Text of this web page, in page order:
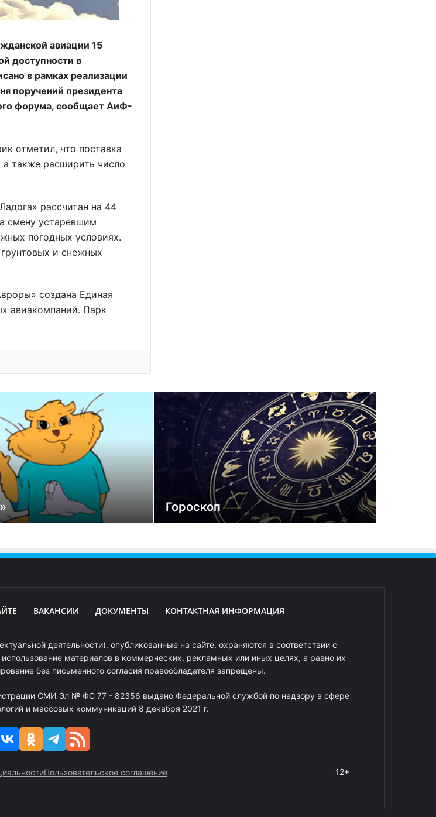
авиации 15
доступности в
в рамках реализации
поручений президента
форума, сообщает АиФ-
отметил, что поставка
а также расширить число
рассчитан на 44
смену устаревшим
погодных условиях.
и снежных
создана Единая
авиакомпаний. Парк
Гороскоп
ВАКАНСИИ ДОКУМЕНТЫ КОНТАКТНАЯ ИНФОРМАЦИЯ
деятельности), опубликованные на сайте, охраняются в соответствии с
материалов в коммерческих, рекламных или иных целях, а равно их
без письменного согласия правообладателя запрещены.
СМИ Эл № ФС 77 - 82356 выдано Федеральной службой по надзору в сфере
и массовых коммуникаций 8 декабря 2021 г.
Пользовательское соглашение 12+